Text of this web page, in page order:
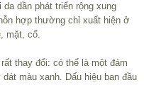
dần phát triển rộng xung
hợp thường chỉ xuất hiện ở
mặt, cổ.
thay đổi: có thể là một đám
màu xanh. Dấu hiệu ban đầu